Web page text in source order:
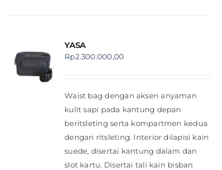
YASA
Rp2.300.000,00
Waist bag dengan aksen anyaman
kulit sapi pada kantung depan
beritsleting serta kompartmen kedua
dengan ritsleting. Interior dilapisi kain
suede, disertai kantung dalam dan
slot kartu. Disertai tali kain bisban